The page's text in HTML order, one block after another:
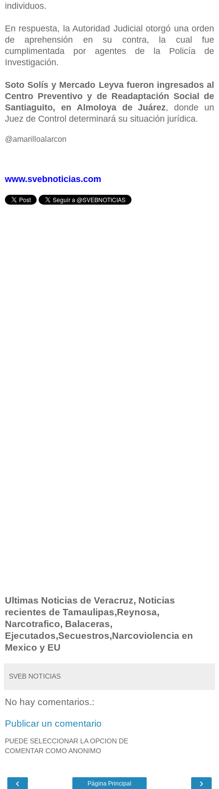
individuos.
En respuesta, la Autoridad Judicial otorgó una orden
de aprehensión en su contra, la cual fue
cumplimentada por agentes de la Policía de
Investigación.
Soto Solís y Mercado Leyva fueron ingresados al
Centro Preventivo y de Readaptación Social de
Santiaguito, en Almoloya de Juárez, donde un
Juez de Control determinará su situación jurídica.
@amarilloalarcon
www.svebnoticias.com
Ultimas Noticias de Veracruz, Noticias
recientes de Tamaulipas,Reynosa,
Narcotrafico, Balaceras,
Ejecutados,Secuestros,Narcoviolencia en
Mexico y EU
SVEB NOTICIAS
No hay comentarios.:
Publicar un comentario
PUEDE SELECCIONAR LA OPCION DE
COMENTAR COMO ANONIMO
‹ ›
Página Principal